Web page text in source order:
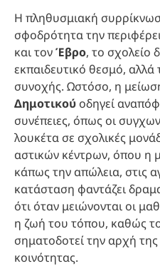
Η πληθυσμιακή
σφοδρότητα την
και τονΈβρο, το σχολείο
εκπαιδευτικό θεσμό,
συνοχής. Ωστόσο, η
Δημοτικού οδηγεί
συνέπειες, όπως οι
λουκέτα σε σχολικές
αστικών κέντρων, όπου η
κάπως την απώλεια, στις
κατάσταση φαντάζει
ότι όταν μειώνονται οι
η ζωή του τόπου, καθώς
σηματοδοτεί την αρχή
κοινότητας.